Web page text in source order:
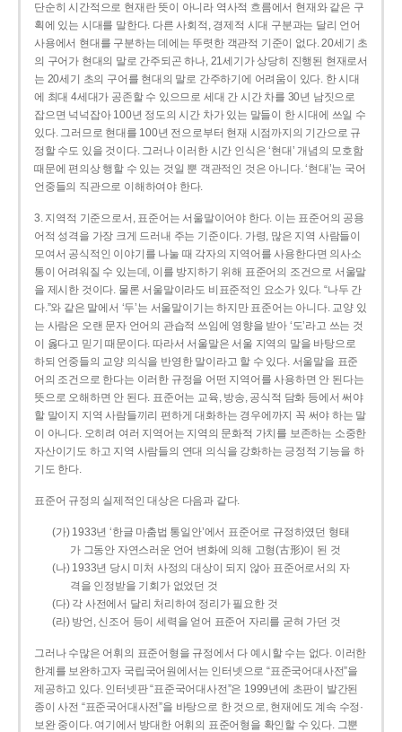
단순히 시간적으로 현재란 뜻이 아니라 역사적 흐름에서 현재와 같은 구
획에 있는 시대를 말한다. 다른 사회적, 경제적 시대 구분과는 달리 언어
사용에서 현대를 구분하는 데에는 뚜렷한 객관적 기준이 없다. 20세기 초
의 구어가 현대의 말로 간주되곤 하나, 21세기가 상당히 진행된 현재로서
는 20세기 초의 구어를 현대의 말로 간주하기에 어려움이 있다. 한 시대
에 최대 4세대가 공존할 수 있으므로 세대 간 시간 차를 30년 남짓으로
잡으면 넉넉잡아 100년 정도의 시간 차가 있는 말들이 한 시대에 쓰일 수
있다. 그러므로 현대를 100년 전으로부터 현재 시점까지의 기간으로 규
정할 수도 있을 것이다. 그러나 이러한 시간 인식은 ‘현대’ 개념의 모호함
때문에 편의상 행할 수 있는 것일 뿐 객관적인 것은 아니다. ‘현대’는 국어
언중들의 직관으로 이해하여야 한다.
3. 지역적 기준으로서, 표준어는 서울말이어야 한다. 이는 표준어의 공용
어적 성격을 가장 크게 드러내 주는 기준이다. 가령, 많은 지역 사람들이
모여서 공식적인 이야기를 나눌 때 각자의 지역어를 사용한다면 의사소
통이 어려워질 수 있는데, 이를 방지하기 위해 표준어의 조건으로 서울말
을 제시한 것이다. 물론 서울말이라도 비표준적인 요소가 있다. “나두 간
다.”와 같은 말에서 ‘두’는 서울말이기는 하지만 표준어는 아니다. 교양 있
는 사람은 오랜 문자 언어의 관습적 쓰임에 영향을 받아 ‘도’라고 쓰는 것
이 옳다고 믿기 때문이다. 따라서 서울말은 서울 지역의 말을 바탕으로
하되 언중들의 교양 의식을 반영한 말이라고 할 수 있다. 서울말을 표준
어의 조건으로 한다는 이러한 규정을 어떤 지역어를 사용하면 안 된다는
뜻으로 오해하면 안 된다. 표준어는 교육, 방송, 공식적 담화 등에서 써야
할 말이지 지역 사람들끼리 편하게 대화하는 경우에까지 꼭 써야 하는 말
이 아니다. 오히려 여러 지역어는 지역의 문화적 가치를 보존하는 소중한
자산이기도 하고 지역 사람들의 연대 의식을 강화하는 긍정적 기능을 하
기도 한다.
표준어 규정의 실제적인 대상은 다음과 같다.
(가) 1933년 ‘한글 마춤법 통일안’에서 표준어로 규정하였던 형태
가 그동안 자연스러운 언어 변화에 의해 고형(古形)이 된 것
(나) 1933년 당시 미처 사정의 대상이 되지 않아 표준어로서의 자
격을 인정받을 기회가 없었던 것
(다) 각 사전에서 달리 처리하여 정리가 필요한 것
(라) 방언, 신조어 등이 세력을 얻어 표준어 자리를 굳혀 가던 것
그러나 수많은 어휘의 표준어형을 규정에서 다 예시할 수는 없다. 이러한
한계를 보완하고자 국립국어원에서는 인터넷으로 “표준국어대사전”을
제공하고 있다. 인터넷판 “표준국어대사전”은 1999년에 초판이 발간된
종이 사전 “표준국어대사전”을 바탕으로 한 것으로, 현재에도 계속 수정·
보완 중이다. 여기에서 방대한 어휘의 표준어형을 확인할 수 있다. 그뿐